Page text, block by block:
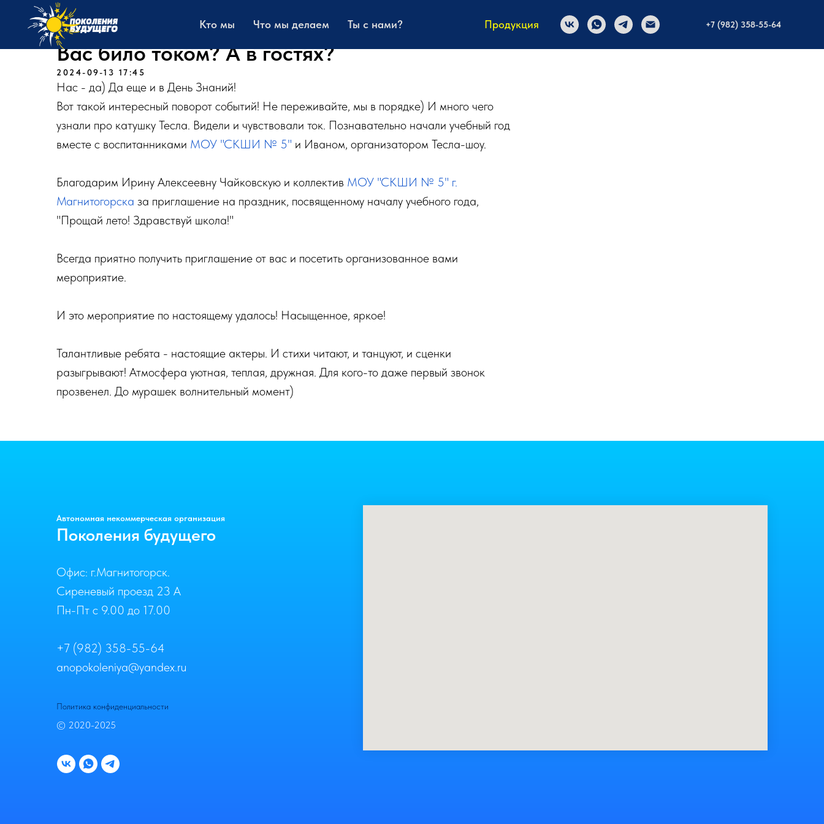
Кто мы Что мы делаем Ты с нами? Продукция +7 (982) 358-55-64
Вас било током? А в гостях?
2024-09-13 17:45
Нас - да) Да еще и в День Знаний!
Вот такой интересный поворот событий! Не переживайте, мы в порядке) И много чего
узнали про катушку Тесла. Видели и чувствовали ток. Познавательно начали учебный год
вместе с воспитанниками МОУ "СКШИ № 5" и Иваном, организатором Тесла-шоу.
Благодарим Ирину Алексеевну Чайковскую и коллектив МОУ "СКШИ № 5" г.
Магнитогорска за приглашение на праздник, посвященному началу учебного года,
"Прощай лето! Здравствуй школа!"
Всегда приятно получить приглашение от вас и посетить организованное вами
мероприятие.
И это мероприятие по настоящему удалось! Насыщенное, яркое!
Талантливые ребята - настоящие актеры. И стихи читают, и танцуют, и сценки
разыгрывают! Атмосфера уютная, теплая, дружная. Для кого-то даже первый звонок
прозвенел. До мурашек волнительный момент)
Автономная некоммерческая организация
Поколения будущего
Офис: г.Магнитогорск.
Сиреневый проезд 23 А
Пн-Пт с 9.00 до 17.00
+7 (982) 358-55-64
anopokoleniya@yandex.ru
Политика конфиденциальности
© 2020-2025